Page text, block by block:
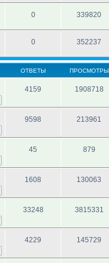
0 339820
0 352237
ОТВЕТЫ ПРОСМОТРЫ
4159 1908718
9598 213961
45 879
1608 130063
33248 3815331
4229 145729